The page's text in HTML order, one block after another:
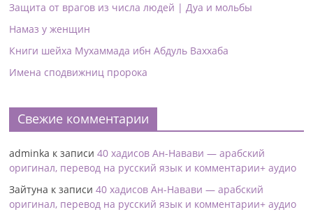
Защита от врагов из числа людей | Дуа и мольбы
Намаз у женщин
Книги шейха Мухаммада ибн Абдуль Ваххаба
Имена сподвижниц пророка
Свежие комментарии
adminka к записи40 хадисов Ан-Навави — арабский
оригинал, перевод на русский язык и комментарии+ аудио
Зайтуна к записи40 хадисов Ан-Навави — арабский
оригинал, перевод на русский язык и комментарии+ аудио